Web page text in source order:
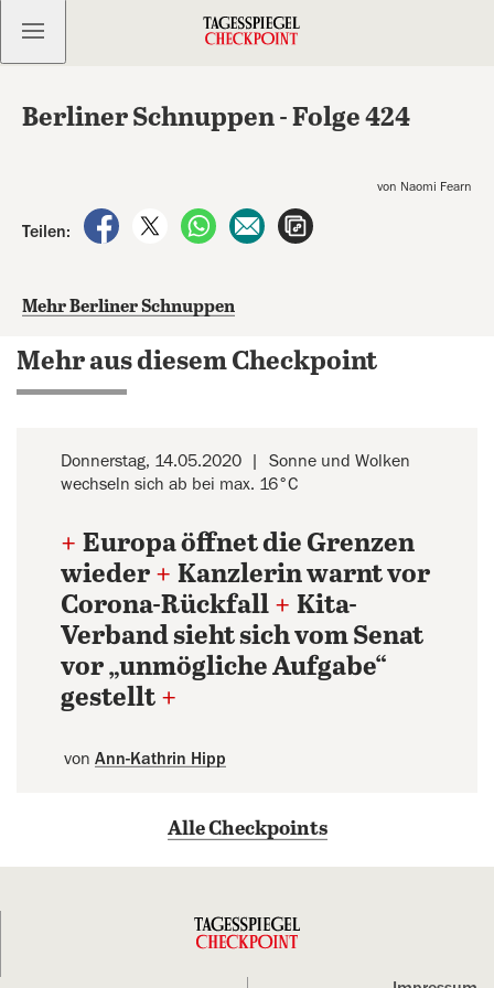
Kostenlos anmelden
Berliner Schnuppen - Folge 424
von Naomi Fearn
Teilen:
auf Facebook teilen
auf X teilenper WhatsApp teilen
per E-Mail teilen
Mehr Berliner Schnuppen
Mehr aus diesem Checkpoint
Donnerstag, 14.05.2020
Sonne und Wolken
wechseln sich ab bei max. 16°C
+ Europa öffnet die Grenzen
wieder + Kanzlerin warnt vor
Corona-Rückfall + Kita-
Verband sieht sich vom Senat
vor „unmögliche Aufgabe“
gestellt +
von Ann-Kathrin Hipp
Alle Checkpoints